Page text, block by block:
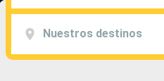
Nuestros destinos